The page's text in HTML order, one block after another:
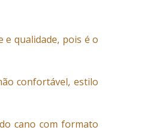
e qualidade, pois é o
confortável, estilo
cano com formato